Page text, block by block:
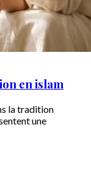
en islam
la tradition
une